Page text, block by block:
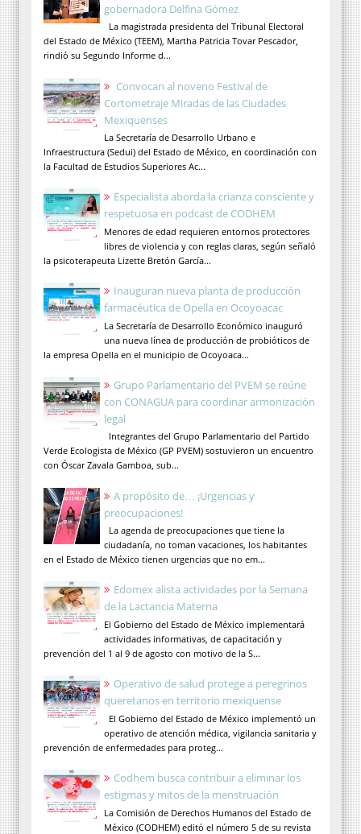
gobernadora Delfina Gómez
La magistrada presidenta del Tribunal Electoral
del Estado de México (TEEM), Martha Patricia Tovar Pescador,
rindió su Segundo Informe d...
Convocan al noveno Festival de
Cortometraje Miradas de las Ciudades
Mexiquenses
La Secretaría de Desarrollo Urbano e
Infraestructura (Sedui) del Estado de México, en coordinación con
la Facultad de Estudios Superiores Ac...
Especialista aborda la crianza consciente y
respetuosa en podcast de CODHEM
Menores de edad requieren entornos protectores
libres de violencia y con reglas claras, según señaló
la psicoterapeuta Lizette Bretón García...
Inauguran nueva planta de producción
farmacéutica de Opella en Ocoyoacac
La Secretaría de Desarrollo Económico inauguró
una nueva línea de producción de probióticos de
la empresa Opella en el municipio de Ocoyoaca...
Grupo Parlamentario del PVEM se reúne
con CONAGUA para coordinar armonización
legal
Integrantes del Grupo Parlamentario del Partido
Verde Ecologista de México (GP PVEM) sostuvieron un encuentro
con Óscar Zavala Gamboa, sub...
A propósito de… ¡Urgencias y
preocupaciones!
La agenda de preocupaciones que tiene la
ciudadanía, no toman vacaciones, los habitantes
en el Estado de México tienen urgencias que no em...
Edomex alista actividades por la Semana
de la Lactancia Materna
El Gobierno del Estado de México implementará
actividades informativas, de capacitación y
prevención del 1 al 9 de agosto con motivo de la S...
Operativo de salud protege a peregrinos
queretanos en territorio mexiquense
El Gobierno del Estado de México implementó un
operativo de atención médica, vigilancia sanitaria y
prevención de enfermedades para proteg...
Codhem busca contribuir a eliminar los
estigmas y mitos de la menstruación
La Comisión de Derechos Humanos del Estado de
México (CODHEM) editó el número 5 de su revista